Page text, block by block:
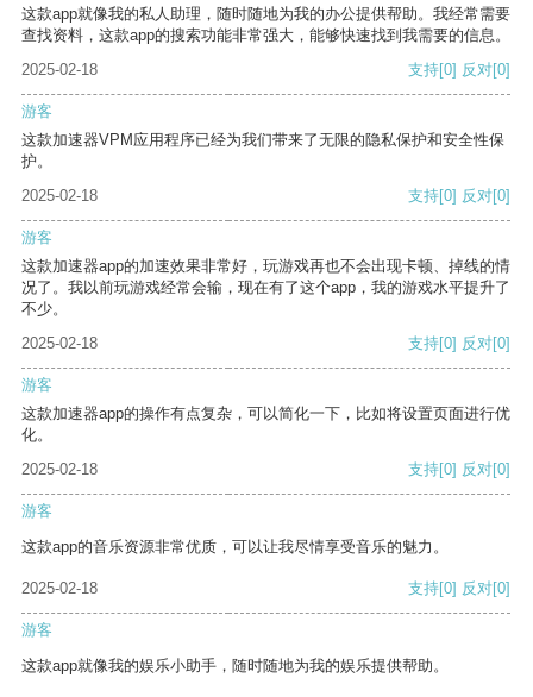
这款app就像我的私人助理，随时随地为我的办公提供帮助。我经常需要
查找资料，这款app的搜索功能非常强大，能够快速找到我需要的信息。
2025-02-18
支持[0] 反对[0]
游客
这款加速器VPM应用程序已经为我们带来了无限的隐私保护和安全性保
护。
2025-02-18
支持[0] 反对[0]
游客
这款加速器app的加速效果非常好，玩游戏再也不会出现卡顿、掉线的情
况了。我以前玩游戏经常会输，现在有了这个app，我的游戏水平提升了
不少。
2025-02-18
支持[0] 反对[0]
游客
这款加速器app的操作有点复杂，可以简化一下，比如将设置页面进行优
化。
2025-02-18
支持[0] 反对[0]
游客
这款app的音乐资源非常优质，可以让我尽情享受音乐的魅力。
2025-02-18 支持[0] 反对[0]
游客
这款app就像我的娱乐小助手，随时随地为我的娱乐提供帮助。